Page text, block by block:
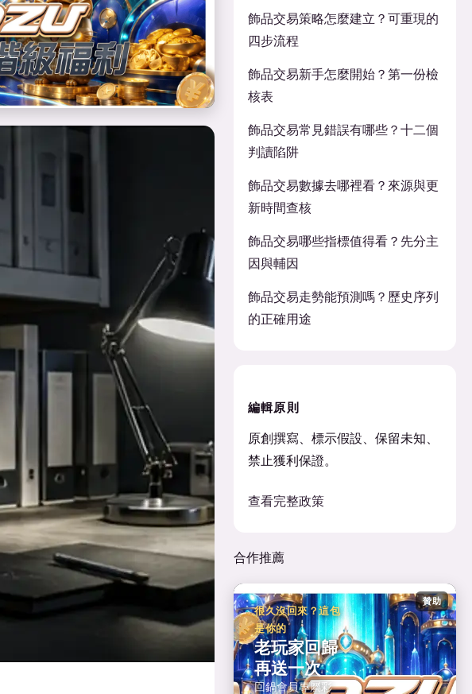
飾品交易策略怎麼建立？可重現的
四步流程
飾品交易新手怎麼開始？第一份檢
核表
飾品交易常見錯誤有哪些？十二個
判讀陷阱
飾品交易數據去哪裡看？來源與更
新時間查核
飾品交易哪些指標值得看？先分主
因與輔因
飾品交易走勢能預測嗎？歷史序列
的正確用途
編輯原則
原創撰寫、標示假設、保留未知、
禁止獲利保證。
查看完整政策
合作推薦
贊助
很久沒回來？這包
是你的
老玩家回歸
再送一次
回鍋會員專屬彩